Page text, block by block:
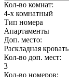
Кол-во комнат:
4-х комнатный
Тип номера
Апартаменты
Доп. место:
Раскладная кровать
Кол-во доп. мест:
3
Кол-во номеров: